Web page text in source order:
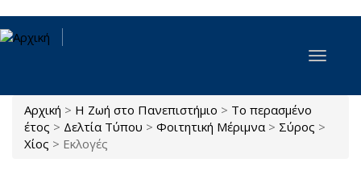
Παράκαμψη προς το κυρίως περιεχόμενο
Toggle
Είστε εδώ
Αρχική > Η Ζωή στο Πανεπιστήμιο > Το περασμένο
έτος > Δελτία Τύπου > Φοιτητική Μέριμνα > Σύρος >
Χίος > Εκλογές